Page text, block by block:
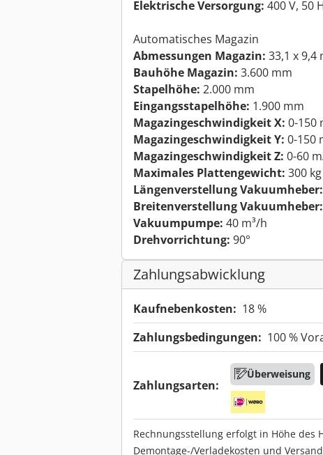
Elektrische Versorgung: 400 V, 50
Automatisches Magazin
Abmessungen Magazin: 33,1 x 9,4
Bauhöhe Magazin: 3.600 mm
Stapelhöhe: 2.000 mm
Eingangsstapelhöhe: 1.900 mm
Magazingeschwindigkeit X: 0-150
Magazingeschwindigkeit Y: 0-150
Magazingeschwindigkeit Z: 0-60
Maximales Plattengewicht: 300 kg
Längenverstellung Vakuumheber:
Breitenverstellung Vakuumheber:
Vakuumpumpe: 40 m³/h
Drehvorrichtung: 90°
Zahlungsabwicklung
Kaufnebenkosten: 18 %
Zahlungsbedingungen: 100 %
Zahlungsarten:
Überweisung
Rechnungsstellung erfolgt in Höhe des
Demontage-/Verladekosten und